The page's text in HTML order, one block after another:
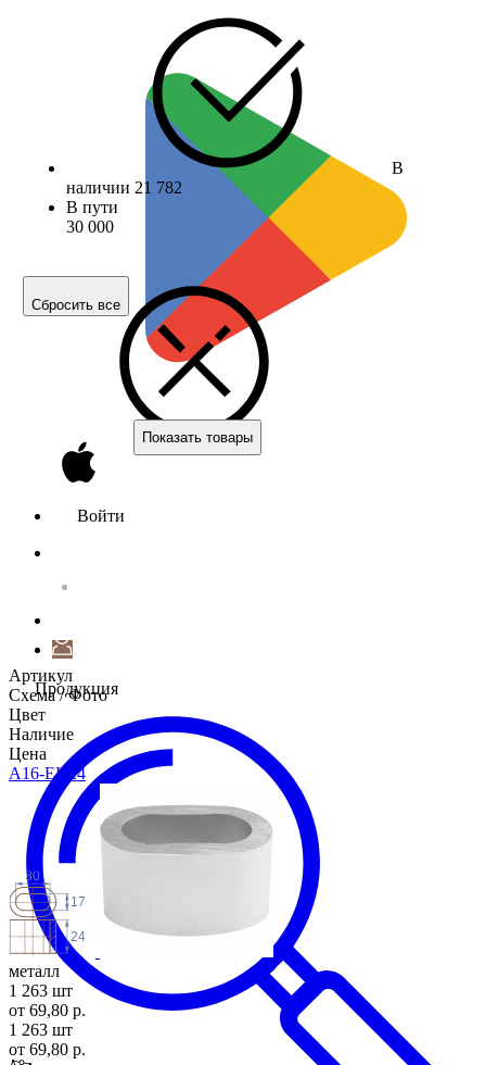
Войти
Продукция
В
наличии 21 782
В пути
30 000
Сбросить все
Показать товары
Артикул
Схема / Фото
Цвет
Наличие
Цена
A16-EK24
30
17
24
металл
1 263 шт
от 69,80 р.
1 263 шт
от 69,80 р.